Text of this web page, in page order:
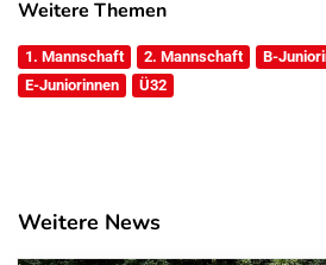
Weitere Themen
1. Mannschaft 2. Mannschaft B-
E-Juniorinnen
Ü32
Weitere News